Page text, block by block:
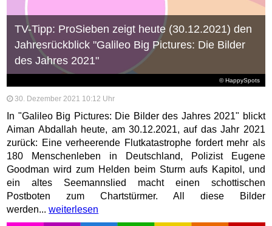
© HappySpots
TV-Tipp: ProSieben zeigt heute (30.12.2021) den
Jahresrückblick "Galileo Big Pictures: Die Bilder
des Jahres 2021"
30. Dezember 2021 10:12 Uhr
In "Galileo Big Pictures: Die Bilder des Jahres 2021" blickt
Aiman Abdallah heute, am 30.12.2021, auf das Jahr 2021
zurück: Eine verheerende Flutkatastrophe fordert mehr als
180 Menschenleben in Deutschland, Polizist Eugene
Goodman wird zum Helden beim Sturm aufs Kapitol, und
ein altes Seemannslied macht einen schottischen
Postboten zum Chartstürmer. All diese Bilder
werden...weiterlesen